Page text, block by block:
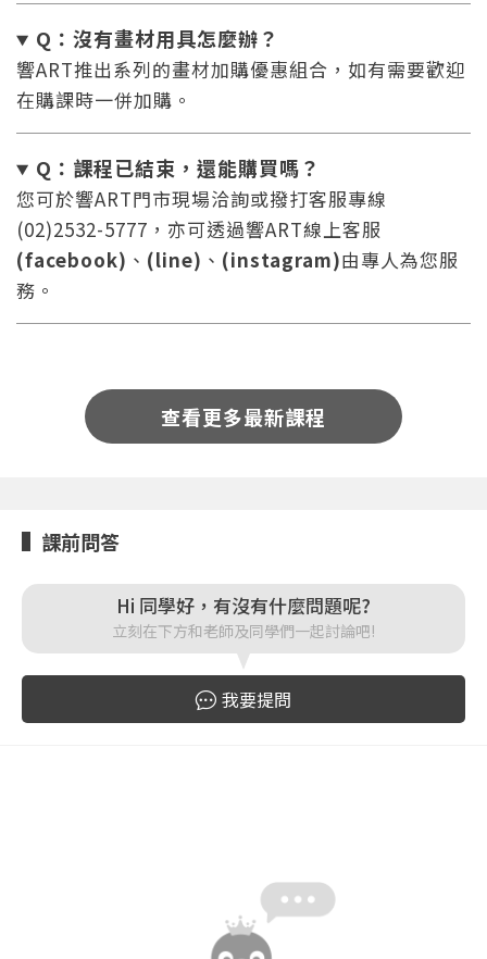
登入
忘記密碼 註冊
您將收到一封Email，請依照信件中的指示重新登
重設密碼
系統偵測到您的帳號重複登入，
取消
Q：沒有畫材用具怎麼辦？
響ART推出系列的畫材加購優惠組合，如有需要歡迎
在購課時一併加購。
Q：課程已結束，還能購買嗎？
您可於響ART門市現場洽詢或撥打客服專線
(02)2532-5777，亦可透過響ART線上客服
(facebook) 、 (line) 、 (instagram)由專人為您服
務。
查看更多最新課程
課前問答
Hi 同學好，有沒有什麼問題呢?
立刻在下方和老師及同學們一起討論吧!
我要提問